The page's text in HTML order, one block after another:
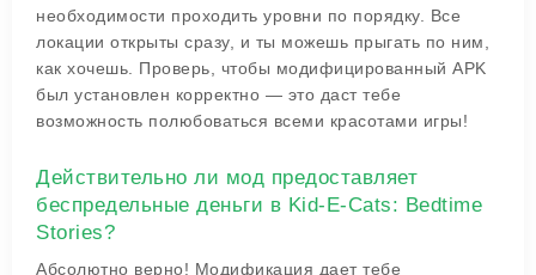
необходимости проходить уровни по порядку. Все
локации открыты сразу, и ты можешь прыгать по ним,
как хочешь. Проверь, чтобы модифицированный APK
был установлен корректно — это даст тебе
возможность полюбоваться всеми красотами игры!
Действительно ли мод предоставляет
беспредельные деньги в Kid-E-Cats: Bedtime
Stories?
Абсолютно верно! Модификация дает тебе